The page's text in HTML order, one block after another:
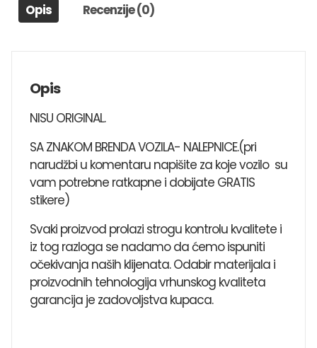
Opis Recenzije (0)
Opis
NISU ORIGINAL.
SA ZNAKOM BRENDA VOZILA- NALEPNICE.(pri
narudžbi u komentaru napišite za koje vozilo su
vam potrebne ratkapne i dobijate GRATIS
stikere)
Svaki proizvod prolazi strogu kontrolu kvalitete i
iz tog razloga se nadamo da ćemo ispuniti
očekivanja naših klijenata. Odabir materijala i
proizvodnih tehnologija vrhunskog kvaliteta
garancija je zadovoljstva kupaca.